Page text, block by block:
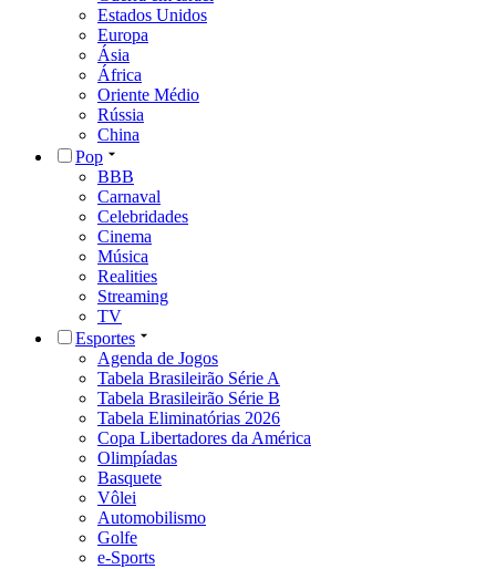
Estados Unidos
Europa
Ásia
África
Oriente Médio
Rússia
China
Pop
BBB
Carnaval
Celebridades
Cinema
Música
Realities
Streaming
TV
Esportes
Agenda de Jogos
Tabela Brasileirão Série A
Tabela Brasileirão Série B
Tabela Eliminatórias 2026
Copa Libertadores da América
Olimpíadas
Basquete
Vôlei
Automobilismo
Golfe
e-Sports